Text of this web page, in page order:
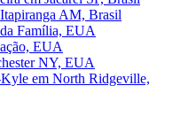
AM, Brasil
Família, EUA
EUA
NY, EUA
Kyle em North Ridgeville,